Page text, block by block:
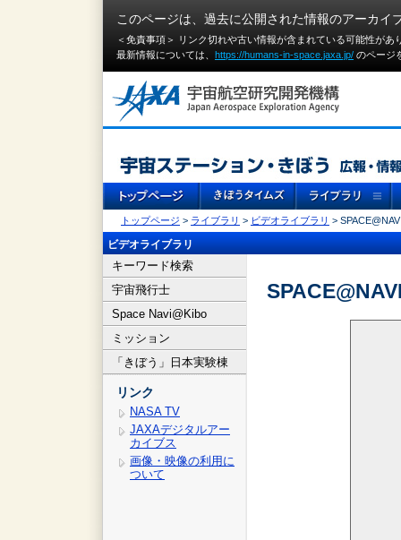
このページは、過去に公開された情報のアーカイ
＜免責事項＞ リンク切れや古い情報が含まれている可能性が
最新情報については、 https://humans-in-space.jaxa.jp/ のページ
トップページ > ライブラリ > ビデオライブラリ >
ビデオライブラリ
キーワード検索
宇宙飛行士
Space Navi@Kibo
ミッション
「きぼう」日本実験棟
リンク
NASA TV
JAXAデジタルアー
カイブス
画像・映像の利用に
ついて